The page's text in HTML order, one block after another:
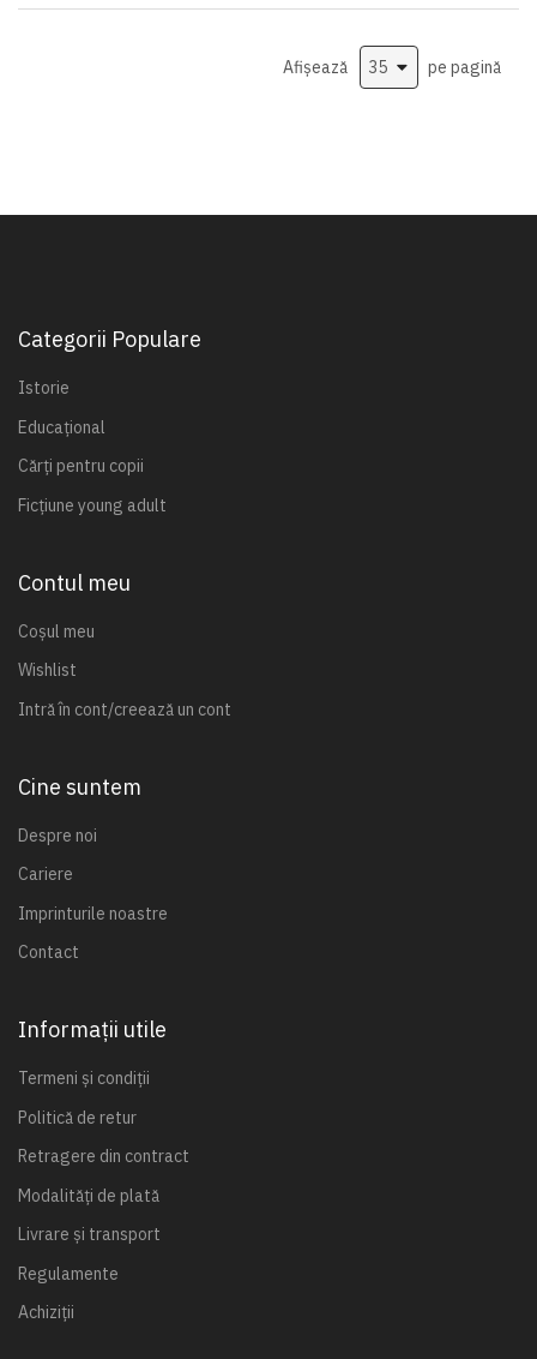
Afișează pe pagină
Categorii Populare
Istorie
Educațional
Cărți pentru copii
Ficțiune young adult
Contul meu
Coșul meu
Wishlist
Intră în cont/creează un cont
Cine suntem
Despre noi
Cariere
Imprinturile noastre
Contact
Informații utile
Termeni și condiții
Politică de retur
Retragere din contract
Modalități de plată
Livrare și transport
Regulamente
Achiziții